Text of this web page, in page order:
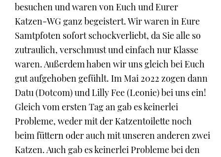
besuchen und waren von Euch und Eurer
Katzen-WG ganz begeistert. Wir waren in Eure
Samtpfoten sofort schockverliebt, da Sie alle so
zutraulich, verschmust und einfach nur Klasse
waren. Außerdem haben wir uns gleich bei Euch
gut aufgehoben gefühlt. Im Mai 2022 zogen dann
Datu (Dotcom) und Lilly Fee (Leonie) bei uns ein!
Gleich vom ersten Tag an gab es keinerlei
Probleme, weder mit der Katzentoilette noch
beim füttern oder auch mit unseren anderen zwei
Katzen. Auch gab es keinerlei Probleme bei den